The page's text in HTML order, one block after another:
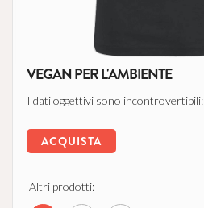
VEGAN PER L'AMBIENTE
I dati oggettivi sono incontrovertibili:
ACQUISTA
Altri prodotti: